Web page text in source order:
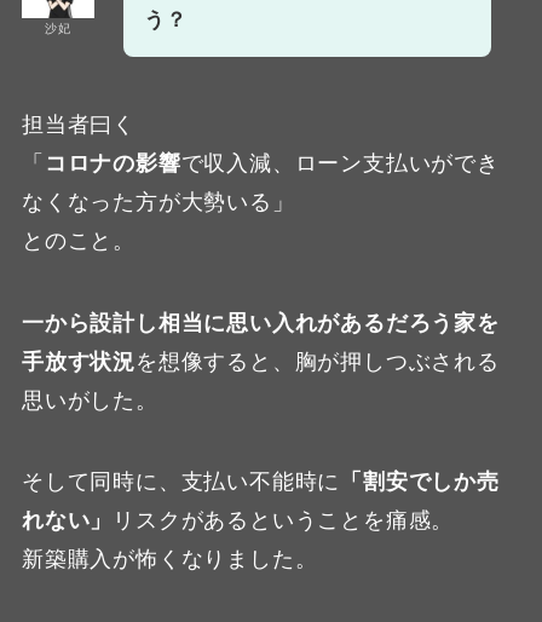
沙妃
う？
担当者曰く
「 コロナの影響で収入減、ローン支払いができ
なくなった方が大勢いる」
とのこと。
一から設計し相当に思い入れがあるだろう家を
手放す状況を想像すると、胸が押しつぶされる
思いがした。
そして同時に、支払い不能時に 「割安でしか売
れない」
リスクがあるということを痛感。
新築購入が怖くなりました。